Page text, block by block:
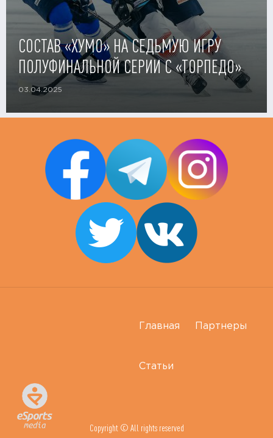
СОСТАВ «ХУМО» НА СЕДЬМУЮ ИГРУ
ПОЛУФИНАЛЬНОЙ СЕРИИ С «ТОРПЕДО»
03.04.2025
Главная Партнеры
Статьи
Copyright © All rights reserved